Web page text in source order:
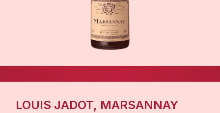
LOUIS JADOT, MARSANNAY